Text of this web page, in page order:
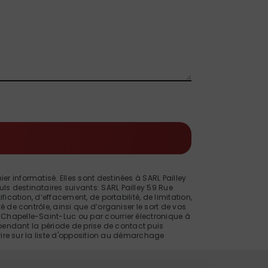
informatisé. Elles sont destinées à SARL Pailley
destinataires suivants: SARL Pailley 59 Rue
d’effacement, de portabilité, de limitation,
contrôle, ainsi que d’organiser le sort de vos
Saint-Luc ou par courrier électronique à
la période de prise de contact puis
sur la liste d'opposition au démarchage